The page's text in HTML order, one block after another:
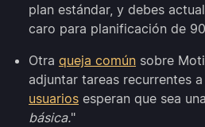
plan estándar, y debes
caro para planificación de
Otra queja común sobre
adjuntar tareas recurrentes
usuarios esperan que sea
básica."